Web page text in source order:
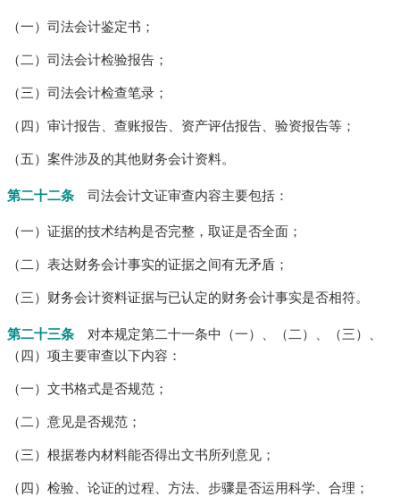
（一）司法会计鉴定书；
（二）司法会计检验报告；
（三）司法会计检查笔录；
（四）审计报告、查账报告、资产评估报告、验资报告等；
（五）案件涉及的其他财务会计资料。
第二十二条 司法会计文证审查内容主要包括：
（一）证据的技术结构是否完整，取证是否全面；
（二）表达财务会计事实的证据之间有无矛盾；
（三）财务会计资料证据与已认定的财务会计事实是否相符。
第二十三条 对本规定第二十一条中（一）、（二）、（三）、
（四）项主要审查以下内容：
（一）文书格式是否规范；
（二）意见是否规范；
（三）根据卷内材料能否得出文书所列意见；
（四）检验、论证的过程、方法、步骤是否运用科学、合理；